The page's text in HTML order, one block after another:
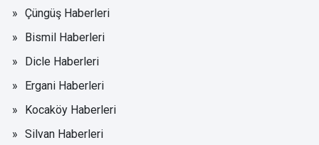
Çüngüş Haberleri
Bismil Haberleri
Dicle Haberleri
Ergani Haberleri
Kocaköy Haberleri
Silvan Haberleri